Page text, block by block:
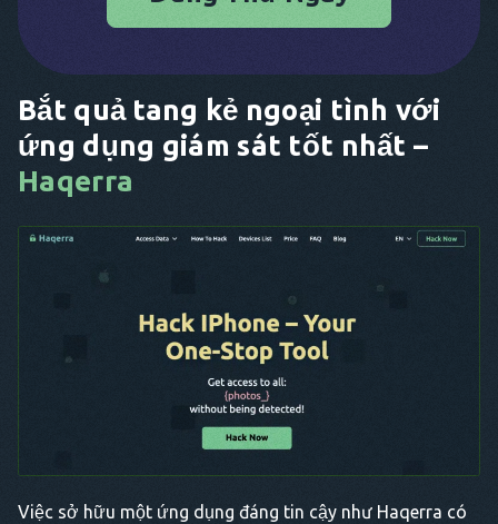
Bắt quả tang kẻ ngoại tình với
ứng dụng giám sát tốt nhất –
Haqerra
Việc sở hữu một ứng dụng đáng tin cậy như Haqerra có